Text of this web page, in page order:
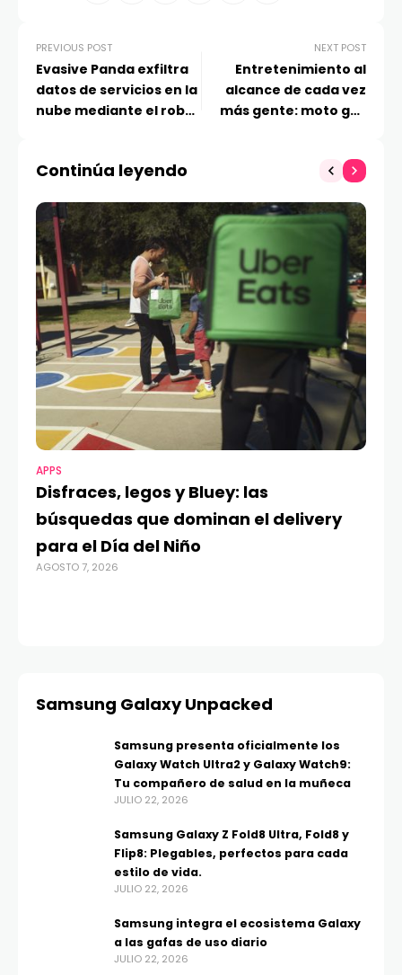
PREVIOUS POST
Evasive Panda exfiltra
datos de servicios en la
nube mediante el robo
NEXT POST
Entretenimiento al
alcance de cada vez
más gente: moto g35
Continúa leyendo
APPS
Disfraces, legos y Bluey: las
búsquedas que dominan el delivery
para el Día del Niño
AGOSTO 7, 2026
Samsung Galaxy Unpacked
Samsung presenta oficialmente los
Galaxy Watch Ultra2 y Galaxy Watch9:
Tu compañero de salud en la muñeca
JULIO 22, 2026
Samsung Galaxy Z Fold8 Ultra, Fold8 y
Flip8: Plegables, perfectos para cada
estilo de vida.
JULIO 22, 2026
Samsung integra el ecosistema Galaxy
a las gafas de uso diario
JULIO 22, 2026